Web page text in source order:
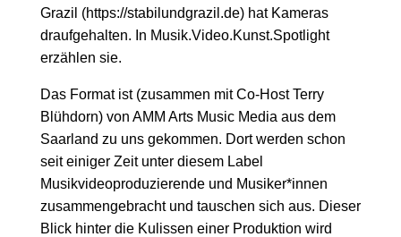
Grazil (https://stabilundgrazil.de) hat Kameras
draufgehalten. In Musik.Video.Kunst.Spotlight
erzählen sie.
Das Format ist (zusammen mit Co-Host Terry
Blühdorn) von AMM Arts Music Media aus dem
Saarland zu uns gekommen. Dort werden schon
seit einiger Zeit unter diesem Label
Musikvideoproduzierende und Musiker*innen
zusammengebracht und tauschen sich aus. Dieser
Blick hinter die Kulissen einer Produktion wird